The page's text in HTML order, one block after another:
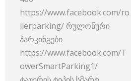
https://www.facebook.com/ro
llerparking/ რულონური
პარკინგები
https://www.facebook.com/T
owerSmartParking1/